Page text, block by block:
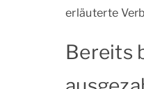
erläuterte
Bereits